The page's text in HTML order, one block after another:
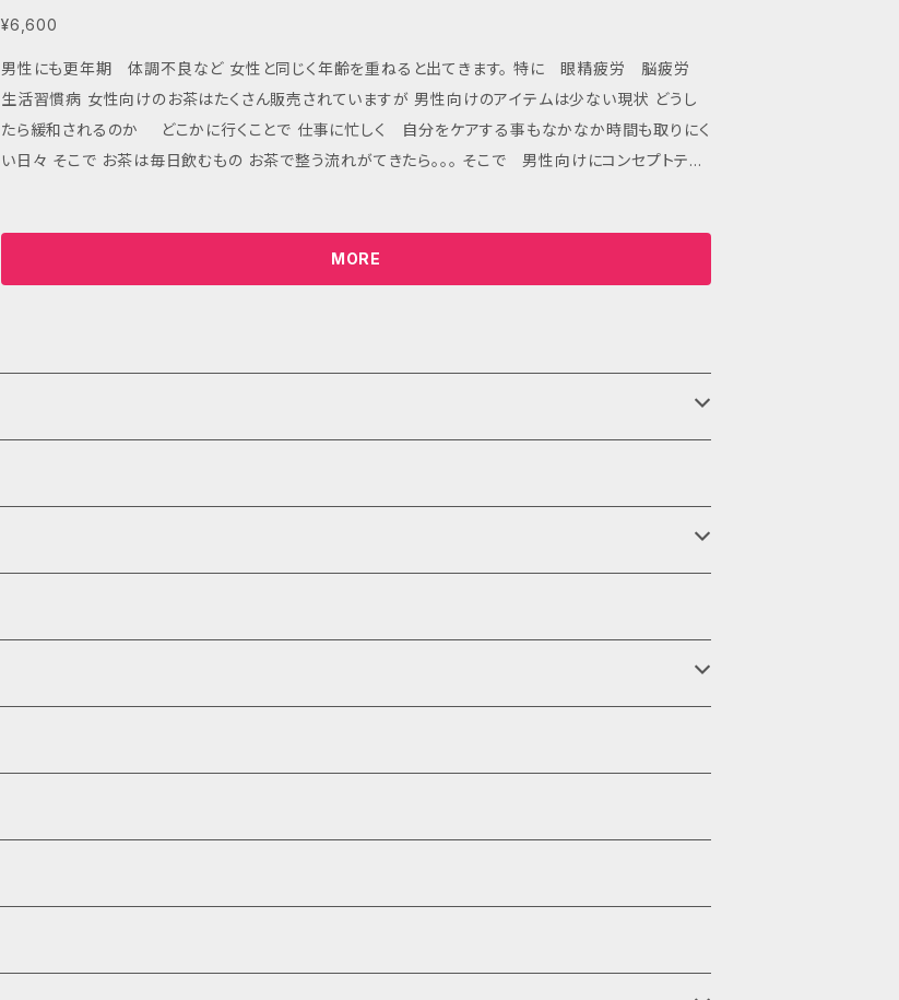
¥6,600
男性にも更年期 体調不良など 女性と同じく年齢を重ねると出てきます。 特に 眼精疲労 脳疲労
生活習慣病 女性向けのお茶はたくさん販売されていますが 男性向けのアイテムは少ない現状 どうし
たら緩和されるのか どこかに行くことで 仕事に忙しく 自分をケアする事もなかなか時間も取りにく
い日々 そこで お茶は毎日飲むもの お茶で整う流れがてきたら。。。 そこで 男性向けにコンセプトティ
ゆるめる ペパーミント：リフレッシュ 口の中のケア ★整凛茶 朝 ( 整い 食後 むくみ だるさ対策
) 玄米茶：リラックス とうもろこし茶：むくみ対策 サラシア：糖 ハト麦：めぐりサポート オレンジピール：
か？ 父の日のプレゼントや大切な方への思いやりの プレゼントに。オススメです。 男性は効果で味の我
MORE